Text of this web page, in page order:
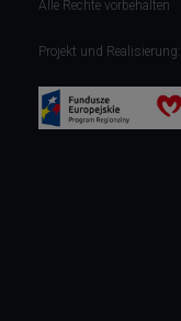
Alle Rechte vorbehalten
Projekt und Realisierung: